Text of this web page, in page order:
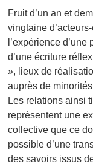
Fruit d’un an et
vingtaine
l’expérience
d’une écriture
», lieux de
auprès de
Les relations ainsi
représentent une
collective que ce
possible d’une
des savoirs issus